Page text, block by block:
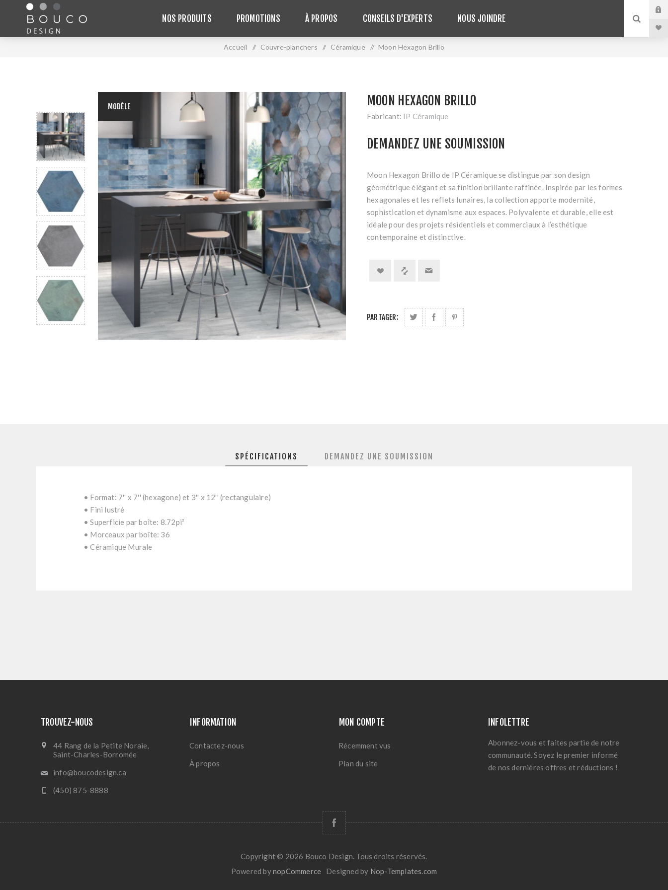
NOS PRODUITS PROMOTIONS À PROPOS CONSEILS D'EXPERTS NOUS JOINDRE
Accueil / Couvre-planchers / Céramique / Moon Hexagon Brillo
MODÈLE MOON HEXAGON BRILLO
Fabricant: IP Céramique
DEMANDEZ UNE SOUMISSION
Moon Hexagon Brillo de IP Céramique se distingue par son design
géométrique élégant et sa finition brillante raffinée. Inspirée par les formes
hexagonales et les reflets lunaires, la collection apporte modernité,
sophistication et dynamisme aux espaces. Polyvalente et durable, elle est
idéale pour des projets résidentiels et commerciaux à l’esthétique
contemporaine et distinctive.
PARTAGER:
SPÉCIFICATIONS DEMANDEZ UNE SOUMISSION
• Format: 7'' x 7'' (hexagone) et 3'' x 12'' (rectangulaire)
• Fini lustré
• Superficie par boîte: 8.72pi²
• Morceaux par boîte: 36
• Céramique Murale
TROUVEZ-NOUS
44 Rang de la Petite Noraie,
Saint-Charles-Borromée
info@boucodesign.ca
(450) 875-8888
INFORMATION
Contactez-nous
À propos
MON COMPTE
Récemment vus
Plan du site
INFOLETTRE
Abonnez-vous et faites partie de notre
communauté. Soyez le premier informé
de nos dernières offres et réductions !
Copyright © 2026 Bouco Design. Tous droits réservés.
Powered bynopCommerce Designed by Nop-Templates.com